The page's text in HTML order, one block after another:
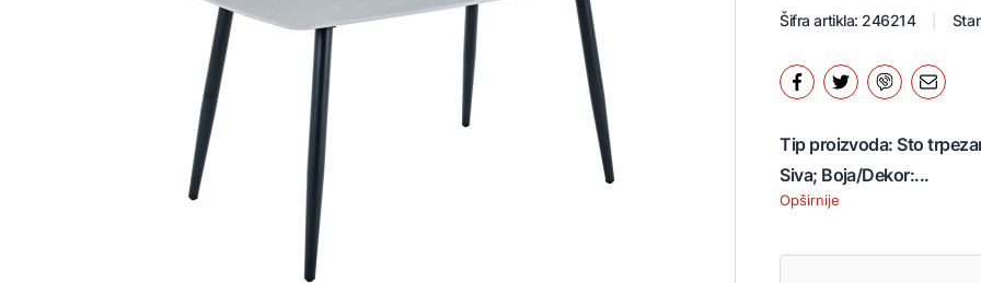
Šifra artikla: 246214
Tip proizvoda: Sto
Siva; Boja/Dekor:...
Opširnije